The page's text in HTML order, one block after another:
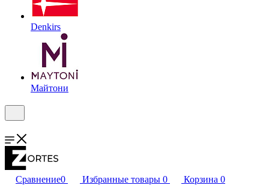
Denkirs
Майтони
Сравнение0 Избранные товары 0 Корзина 0